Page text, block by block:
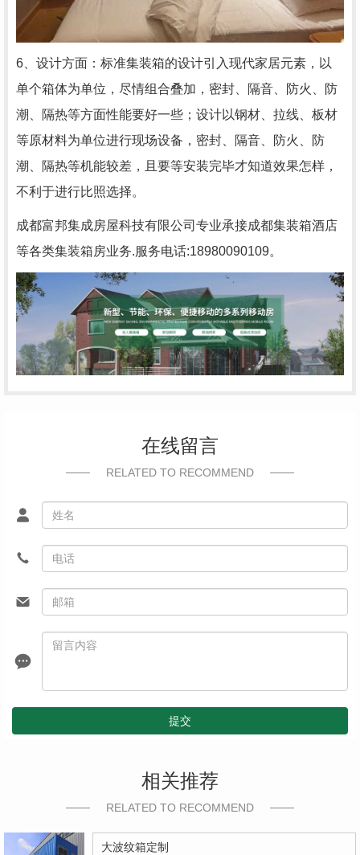
6、设计方面：标准集装箱的设计引入现代家居元素，以
单个箱体为单位，尽情组合叠加，密封、隔音、防火、防
潮、隔热等方面性能要好一些；设计以钢材、拉线、板材
等原材料为单位进行现场设备，密封、隔音、防火、防
潮、隔热等机能较差，且要等安装完毕才知道效果怎样，
不利于进行比照选择。
成都富邦集成房屋科技有限公司专业承接成都集装箱酒店
等各类集装箱房业务.服务电话:18980090109。
在线留言
RELATED TO RECOMMEND
提交
相关推荐
RELATED TO RECOMMEND
大波纹箱定制